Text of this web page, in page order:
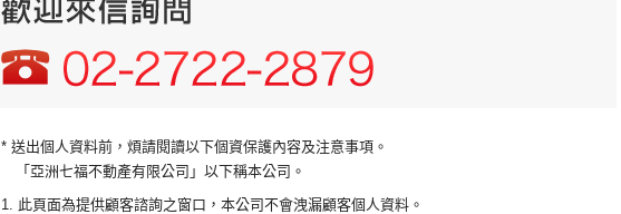
* 送出個人資料前，煩請閱讀以下個資保護內容及注意事項。
「亞洲七福不動產有限公司」以下稱本公司。
1. 此頁面為提供顧客諮詢之窗口，本公司不會洩漏顧客個人資料。